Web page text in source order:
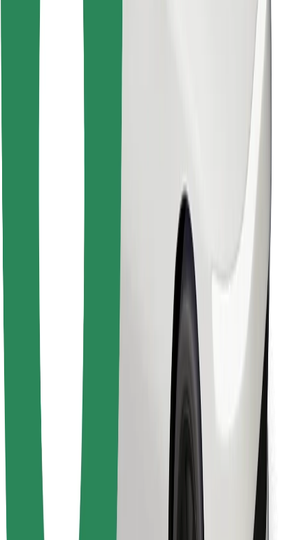
Télécharger l'appli Bolt Food